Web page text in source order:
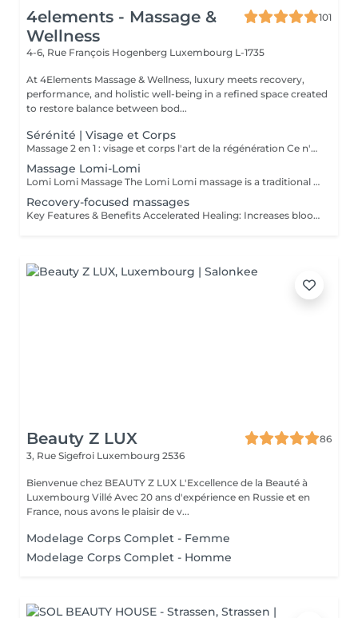
4elements - Massage &
Wellness
101
4-6, Rue François Hogenberg Luxembourg L-1735
At 4Elements Massage & Wellness, luxury meets recovery,
performance, and holistic well-being in a refined space created
to restore balance between bod...
Sérénité | Visage et Corps
Massage 2 en 1 : visage et corps l'art de la régénération Ce n'est pas simplement un massage. C'est une profonde réinitialisation de tout l'organisme en une seule séance. Pendant que le corps se libère des tensions et de la fatigue, le visage retrouve fraîcheur, tonicité et éclat naturel. Les processus de régénération s'activent, le drainage lymphatique s'améliore, la légèreté revient dans le corps et la clarté dans l'esprit. Un visage raffermi et soigneusement sublimé Un corps détendu, vivant et harmonieux Une sensation de calme qui se ressent de l'intérieur Le choix idéal pour celles et ceux qui souhaitent mieux paraître, ressentir davantage et optimiser leur temps. Une seule séance des résultats visibles et un plaisir profond. Offrez-vous le luxe de prendre soin de vous.
Massage Lomi-Lomi
Lomi Lomi Massage The Lomi Lomi massage is a traditional Hawaiian technique known for its long, flowing, wave-like movements that soothe the body and calm the mind. Using her forearms and rhythmic, continuous motions, Ksenija creates a deep sense of relaxation, helping to release tension, melt stress, and restore emotional balance. It's a gentle, holistic, and extremely comforting experience like being carried by warm ocean waves. Perfect for anyone seeking profound relaxation and inner harmony.
Recovery-focused massages
Key Features & Benefits Accelerated Healing: Increases blood flow to muscles and tendons, delivering essential nutrients and oxygen to repair tissue. Reduced Soreness & Stiffness: Eases Delayed Onset Muscle Soreness (DOMS) and increases range of motion by loosening tight muscles. Waste Removal: Aids in flushing out lactic acid and metabolic waste products from muscles. Injury Prevention: Identifies and releases muscle adhesions (knots) that cause imbalances, reducing the risk of further injury. Targeted Approach: Focuses on specific muscle groups or areas of pain, such as the back, shoulders, or hips.
Beauty Z LUX
86
3, Rue Sigefroi Luxembourg 2536
Bienvenue chez BEAUTY Z LUX L'Excellence de la Beauté à
Luxembourg Villé Avec 20 ans d'expérience en Russie et en
France, nous avons le plaisir de v...
Modelage Corps Complet - Femme
Modelage Corps Complet - Homme